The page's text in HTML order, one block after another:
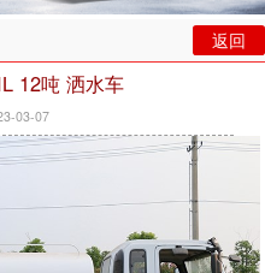
返回
12吨 洒水车
03-07